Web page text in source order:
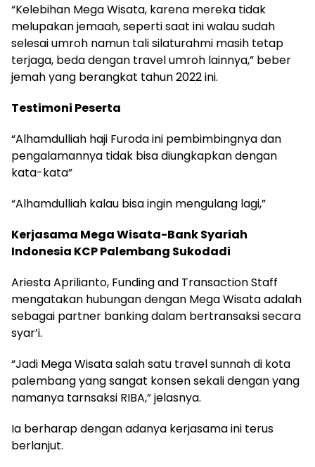
“Kelebihan Mega Wisata, karena mereka tidak
melupakan jemaah, seperti saat ini walau sudah
selesai umroh namun tali silaturahmi masih tetap
terjaga, beda dengan travel umroh lainnya,” beber
jemah yang berangkat tahun 2022 ini.
Testimoni Peserta
“Alhamdulliah haji Furoda ini pembimbingnya dan
pengalamannya tidak bisa diungkapkan dengan
kata-kata”
“Alhamdulliah kalau bisa ingin mengulang lagi,”
Kerjasama Mega Wisata-Bank Syariah
Indonesia KCP Palembang Sukodadi
Ariesta Aprilianto, Funding and Transaction Staff
mengatakan hubungan dengan Mega Wisata adalah
sebagai partner banking dalam bertransaksi secara
syar’i.
“Jadi Mega Wisata salah satu travel sunnah di kota
palembang yang sangat konsen sekali dengan yang
namanya tarnsaksi RIBA,” jelasnya.
Ia berharap dengan adanya kerjasama ini terus
berlanjut.